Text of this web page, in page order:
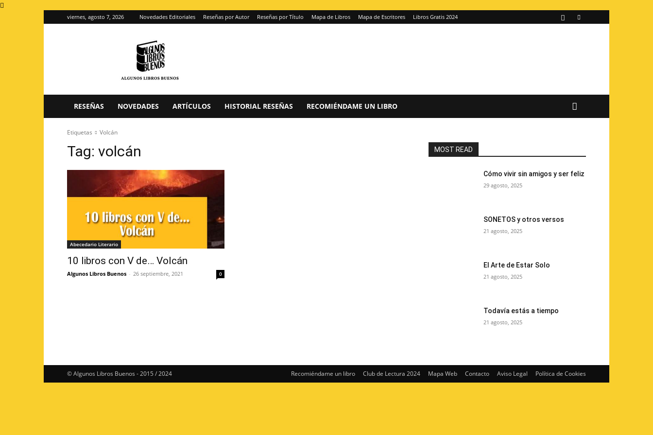
viernes, agosto 7, 2026 Novedades Editoriales Reseñas por Autor Reseñas por Título Mapa de Libros Mapa de Escritores Libros Gratis 2024
de
reseñas
RESEÑAS NOVEDADES ARTÍCULOS HISTORIAL RESEÑAS RECOMIÉNDAME UN LIBRO
Etiquetas Volcán
Tag: volcán
Abecedario Literario
10 libros con V de… Volcán
Algunos Libros Buenos - 26 septiembre, 2021 0
MOST READ
Cómo vivir sin amigos y ser feliz
29 agosto, 2025
SONETOS y otros versos
21 agosto, 2025
El Arte de Estar Solo
21 agosto, 2025
Todavía estás a tiempo
21 agosto, 2025
Recomiéndame un libro Club de Lectura 2024 Mapa Web Contacto Aviso Legal Política de Cookies
© Algunos Libros Buenos - 2015 / 2024